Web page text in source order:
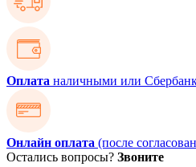
Оплата наличными или
Онлайн оплата (после
Остались вопросы? Звоните